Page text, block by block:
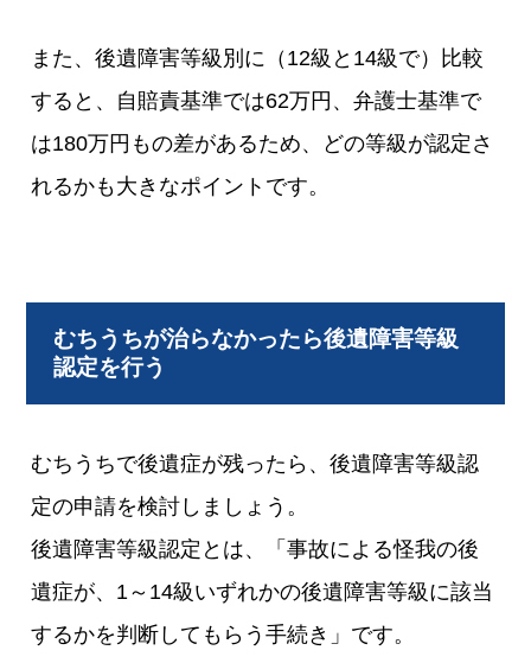
また、後遺障害等級別に（12級と14級で）比較
すると、自賠責基準では62万円、弁護士基準で
は180万円もの差があるため、どの等級が認定さ
れるかも大きなポイントです。
むちうちが治らなかったら後遺障害等級
認定を行う
むちうちで後遺症が残ったら、後遺障害等級認
定の申請を検討しましょう。
後遺障害等級認定とは、「事故による怪我の後
遺症が、1～14級いずれかの後遺障害等級に該当
するかを判断してもらう手続き」です。